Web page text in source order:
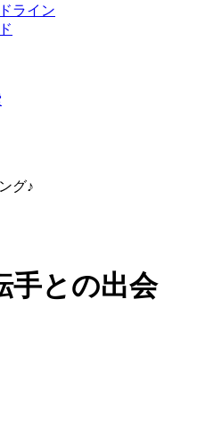
ライン
グ♪
手との出会